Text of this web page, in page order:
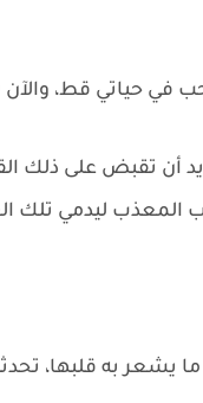
في حياتي قط،
أن تقبض على ذلك
المعذب ليدمي تلك
به قلبها،